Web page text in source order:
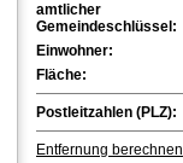
amtlicher
Gemeindeschlüssel:
Einwohner:
Fläche:
Postleitzahlen (PLZ):
Entfernung berechnen